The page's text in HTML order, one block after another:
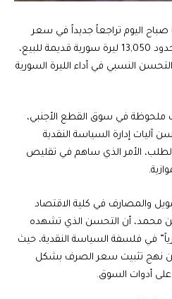
اليوم تراجعاً جديداً في سعر
صرف الدولار، حيث انخفض إلى حدود 13,050 ليرة سورية قديمة للبيع،
النسبي في أداء الليرة السورية
ملحوظة في سوق القطع الأجنبي،
آليات إدارة السياسة النقدية
الأمر الذي ساهم في تقليص
والمصارف في كلية الاقتصاد
محمد، أن التحسن الذي تشهده
في فلسفة السياسة النقدية، حيث
نهج تثبيت سعر الصرف بشكل
على أدوات السوق.